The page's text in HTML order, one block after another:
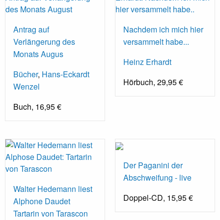
Antrag auf
Verlängerung des
Monats Augus
Bücher, Hans-Eckardt
Wenzel
Buch, 16,95 €
Nachdem ich mich hier
versammelt habe...
Heinz Erhardt
Hörbuch, 29,95 €
Walter Hedemann liest
Alphone Daudet
Tartarin von Tarascon
Der Paganini der
Abschweifung - live
Doppel-CD, 15,95 €